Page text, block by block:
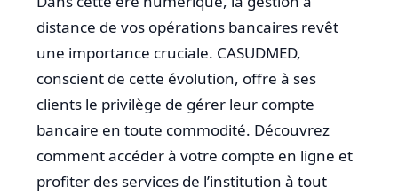
distance de vos opérations bancaires revêt
une importance cruciale. CASUDMED,
conscient de cette évolution, offre à ses
clients le privilège de gérer leur compte
bancaire en toute commodité. Découvrez
comment accéder à votre compte en ligne et
profiter des services de l’institution à tout